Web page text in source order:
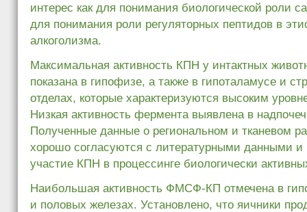
интерес как для понимания биологической роли
для понимания роли регуляторных пептидов в
алкоголизма.
Максимальная активность КПН у интактных
показана в гипофизе, а также в гипоталамусе и
отделах, которые характеризуются высоким
Низкая активность фермента выявлена в
Полученные данные о региональном и тканевом
хорошо согласуются с литературными данными и
участие КПН в процессинге биологически
Наибольшая активность ФМСФ-КП отмечена в
и половых железах. Установлено, что яичники